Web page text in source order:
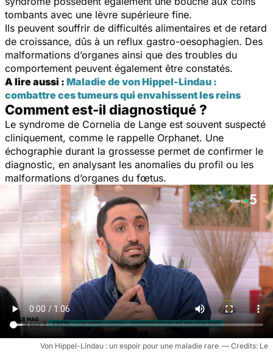
tombants avec une lèvre supérieure fine.
Ils peuvent souffrir de difficultés alimentaires et de retard
de croissance, dûs à un reflux gastro-oesophagien. Des
malformations d’organes ainsi que des troubles du
comportement peuvent également être constatés.
A lire aussi : Maladie de von Hippel-Lindau :
combattre ces tumeurs qui envahissent les reins
Comment est-il diagnostiqué ?
Le syndrome de Cornelia de Lange est souvent suspecté
cliniquement, comme le rappelle Orphanet. Une
échographie durant la grossesse permet de confirmer le
diagnostic, en analysant les anomalies du profil ou les
malformations d’organes du fœtus.
Von Hippel-Lindau : un espoir pour une maladie rare
Le